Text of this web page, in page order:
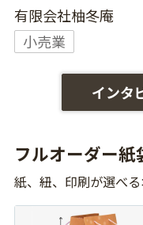
有限会社柚冬庵
小売業
インタ
フルオーダー紙
紙、紐、印刷が選べ